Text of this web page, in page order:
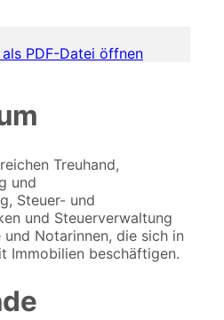
PDF-Datei öffnen
Treuhand,
und
Steuer- und
und Steuerverwaltung
Notarinnen, die sich in
Immobilien beschäftigen.